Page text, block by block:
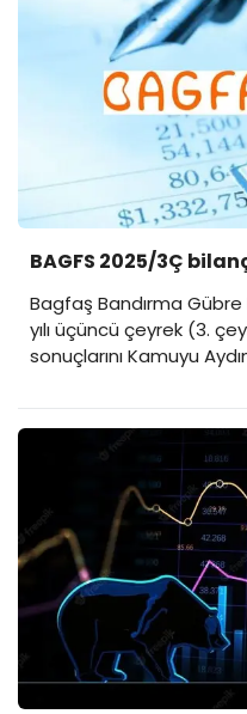
BAGFS 2025/3Ç
Bagfaş Bandırma Gübre
yılı üçüncü çeyrek (3.
sonuçlarını Kamuyu
bildirdi. Şirket, önceki
zararı kapatarak güçlü
operasyonel karlılıkta